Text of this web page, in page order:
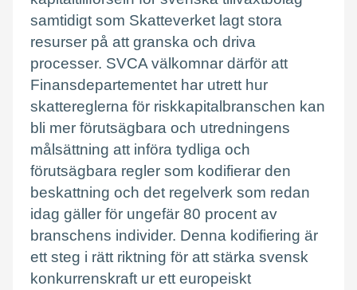
samtidigt som Skatteverket lagt stora
resurser på att granska och driva
processer. SVCA välkomnar därför att
Finansdepartementet har utrett hur
skattereglerna för riskkapitalbranschen kan
bli mer förutsägbara och utredningens
målsättning att införa tydliga och
förutsägbara regler som kodifierar den
beskattning och det regelverk som redan
idag gäller för ungefär 80 procent av
branschens individer. Denna kodifiering är
ett steg i rätt riktning för att stärka svensk
konkurrenskraft ur ett europeiskt